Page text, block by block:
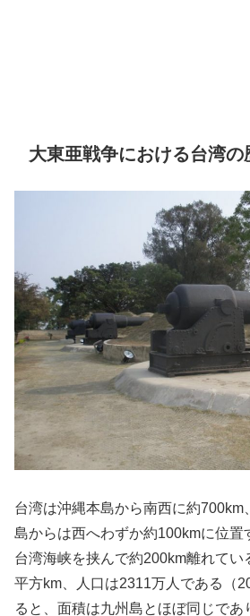
大東亜戦争における台湾の
台湾は沖縄本島から南西に約700km
島からは西へわずか約100kmに位置
台湾海峡を挟んで約200km離れて
平方km、人口は2311万人である（
ると、面積は九州島とほぼ同じであ